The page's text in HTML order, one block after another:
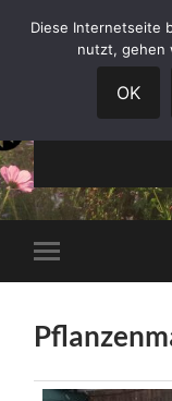
Mobile-
Menü
Diese Internetseite
nutzt, gehen
OK